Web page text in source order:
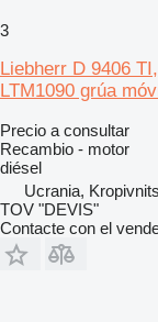
3
Liebherr D 9406
LTM1090 grúa
Precio a consultar
Recambio - motor
diésel
Ucrania,
TOV "DEVIS"
Contacte con el